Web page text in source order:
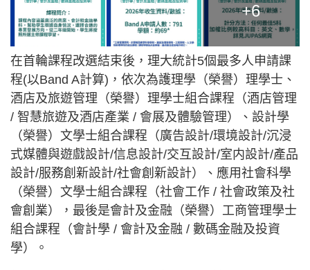
+6
在首輪課程改選結束後，理大統計5個最多人申請課
程(以Band A計算)，依次為護理學（榮譽）理學士、
酒店及旅遊管理（榮譽）理學士組合課程（酒店管理
/ 智慧旅遊及酒店產業 / 會展及體驗管理）、設計學
（榮譽）文學士組合課程（廣告設計/環境設計/沉浸
式媒體與遊戲設計/信息設計/交互設計/室内設計/產品
設計/服務創新設計/社會創新設計）、應用社會科學
（榮譽）文學士組合課程（社會工作 / 社會政策及社
會創業），最後是會計及金融（榮譽）工商管理學士
組合課程（會計學 / 會計及金融 / 數碼金融及投資
學）。